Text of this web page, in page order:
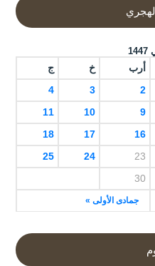
أرب خ ج
جمادى الأولى »
2
3
4
9
10
11
16
17
18
23
24
25
30